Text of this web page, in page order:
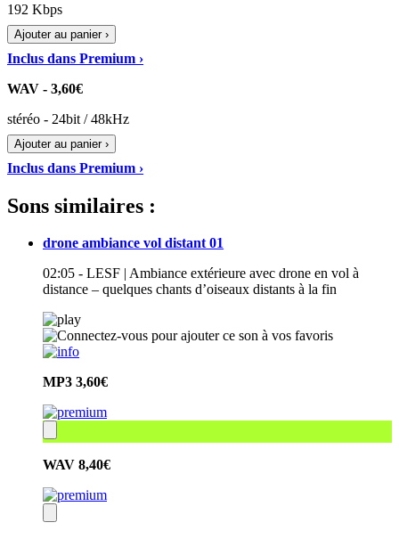
192 Kbps
Ajouter au panier ›
Inclus dans Premium ›
WAV - 3,60€
stéréo - 24bit / 48kHz
Ajouter au panier ›
Inclus dans Premium ›
Sons similaires :
drone ambiance vol distant 01
02:05 - LESF | Ambiance extérieure avec drone en vol à
distance – quelques chants d’oiseaux distants à la fin
MP3 3,60€
WAV 8,40€